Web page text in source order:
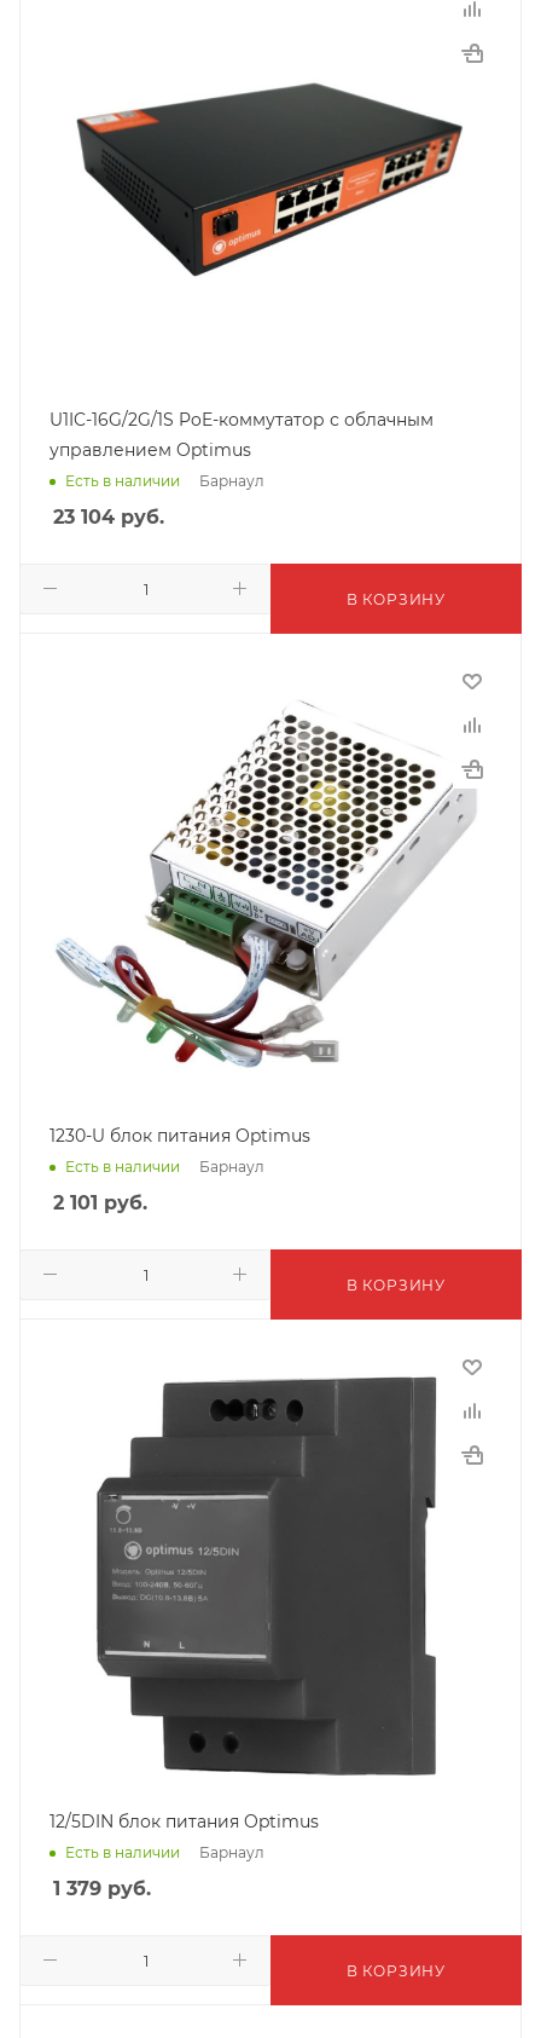
U1IC-16G/2G/1S PoE-коммутатор с облачным
управлением Optimus
Есть в наличии Барнаул
23 104 руб.
В КОРЗИНУ
1230-U блок питания Optimus
Есть в наличии Барнаул
2 101 руб.
В КОРЗИНУ
12/5DIN блок питания Optimus
Есть в наличии Барнаул
1 379 руб.
В КОРЗИНУ